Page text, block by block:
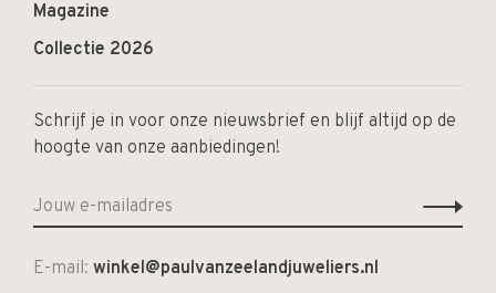
Magazine
Collectie 2026
Schrijf je in voor onze nieuwsbrief en blijf altijd op de
hoogte van onze aanbiedingen!
E-mail: winkel@paulvanzeelandjuweliers.nl